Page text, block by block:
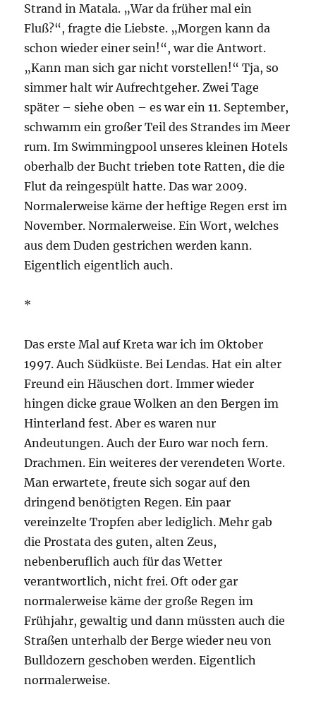
Strand in Matala. „War da früher mal ein
Fluß?“, fragte die Liebste. „Morgen kann da
schon wieder einer sein!“, war die Antwort.
„Kann man sich gar nicht vorstellen!“ Tja, so
simmer halt wir Aufrechtgeher. Zwei Tage
später – siehe oben – es war ein 11. September,
schwamm ein großer Teil des Strandes im Meer
rum. Im Swimmingpool unseres kleinen Hotels
oberhalb der Bucht trieben tote Ratten, die die
Flut da reingespült hatte. Das war 2009.
Normalerweise käme der heftige Regen erst im
November. Normalerweise. Ein Wort, welches
aus dem Duden gestrichen werden kann.
Eigentlich eigentlich auch.
*
Das erste Mal auf Kreta war ich im Oktober
1997. Auch Südküste. Bei Lendas. Hat ein alter
Freund ein Häuschen dort. Immer wieder
hingen dicke graue Wolken an den Bergen im
Hinterland fest. Aber es waren nur
Andeutungen. Auch der Euro war noch fern.
Drachmen. Ein weiteres der verendeten Worte.
Man erwartete, freute sich sogar auf den
dringend benötigten Regen. Ein paar
vereinzelte Tropfen aber lediglich. Mehr gab
die Prostata des guten, alten Zeus,
nebenberuflich auch für das Wetter
verantwortlich, nicht frei. Oft oder gar
normalerweise käme der große Regen im
Frühjahr, gewaltig und dann müssten auch die
Straßen unterhalb der Berge wieder neu von
Bulldozern geschoben werden. Eigentlich
normalerweise.